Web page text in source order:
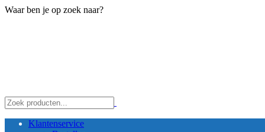
Waar ben je op zoek naar?
Klantenservice